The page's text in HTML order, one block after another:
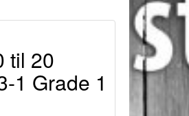
til 20
1 Grade 1